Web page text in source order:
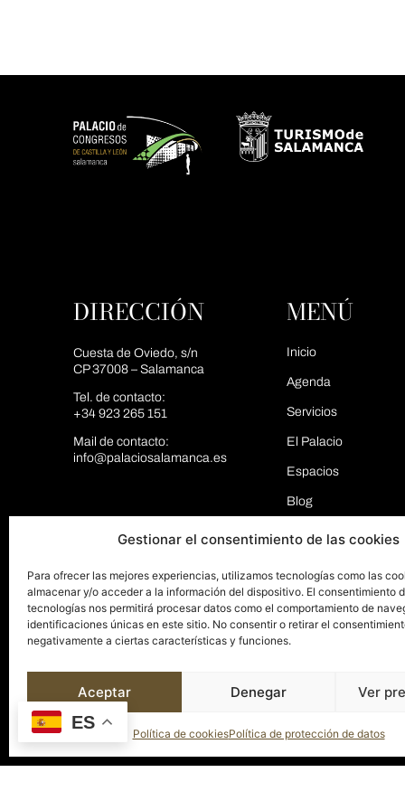
Gestionar el consentimiento de las cookies
Para ofrecer las mejores experiencias, utilizamos tecnologías como las
almacenar y/o acceder a la información del dispositivo. El consentimiento
tecnologías nos permitirá procesar datos como el comportamiento de
identificaciones únicas en este sitio. No consentir o retirar el
negativamente a ciertas características y funciones.
Aceptar Denegar Ver
Política de cookiesPolítica de protección de datos
DIRECCIÓN
Cuesta de Oviedo, s/n
CP 37008 – Salamanca
Tel. de contacto:
+34 923 265 151
Mail de contacto:
info@palaciosalamanca.es
MENÚ
Inicio
Agenda
Servicios
El Palacio
Espacios
Blog
Contacto
ES